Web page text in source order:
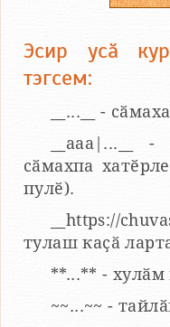
Эсир усӑ
тэгсем:
__...__ -
__aaa|...__
сӑмахпа
пулӗ).
__https://
тулаш каҫӑ
**...** - хулӑм
~~...~~ -